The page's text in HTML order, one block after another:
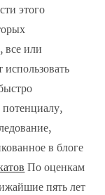
этого
все или
потенциалу,
в блоге
По оценкам
пять лет